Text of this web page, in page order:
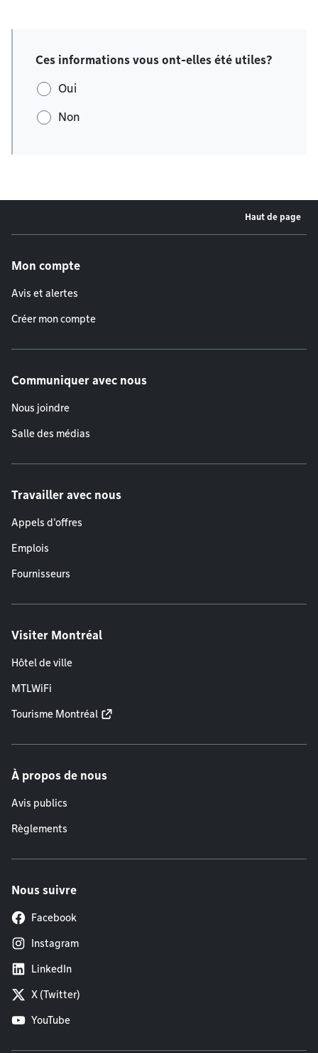
Ces informations vous ont-elles été utiles?
Oui
Non
Haut de page
Mon compte
Avis et alertes
Créer mon compte
Communiquer avec nous
Nous joindre
Salle des médias
Travailler avec nous
Appels d'offres
Emplois
Fournisseurs
Visiter Montréal
Hôtel de ville
MTLWiFi
Tourisme Montréal
À propos de nous
Avis publics
Règlements
Nous suivre
Facebook
Instagram
LinkedIn
X (Twitter)
YouTube